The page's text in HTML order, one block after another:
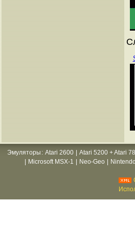
Эмуляторы : Atari 2600 Atari 5200 + Atari
Microsoft MSX-1 Neo-Geo